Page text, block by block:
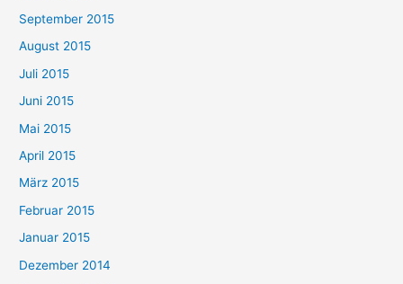
September 2015
August 2015
Juli 2015
Juni 2015
Mai 2015
April 2015
März 2015
Februar 2015
Januar 2015
Dezember 2014